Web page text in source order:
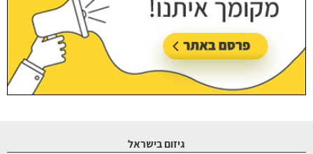
גיזום בישראל